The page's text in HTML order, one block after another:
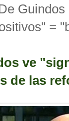
=
ve
de las